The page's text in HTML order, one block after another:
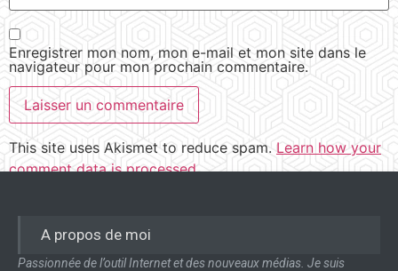
Enregistrer mon nom, mon e-mail et mon site dans le
navigateur pour mon prochain commentaire.
This site uses Akismet to reduce spam. Learn how your
comment data is processed.
A propos de moi
Passionnée de l’outil Internet et des nouveaux médias. Je suis